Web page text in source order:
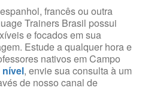
francês ou outra
Trainers Brasil possui
e focados em sua
Estude a qualquer hora e
nativos em Campo
nível, envie sua consulta à um
de nosso canal de